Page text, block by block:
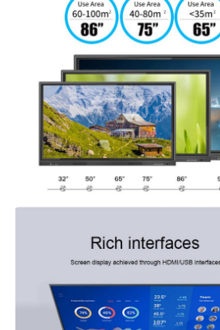
Papan tulis Interaktif IR
Papan Tulis Cerdas
Panel Datar Interaktif Konferensi